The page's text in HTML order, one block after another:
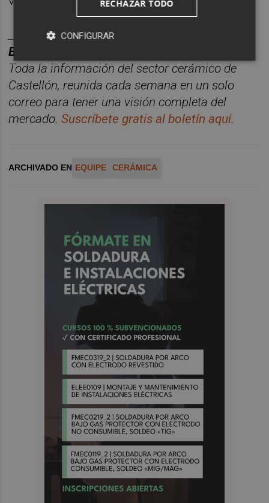
________
BOLET
Toda la información del sector cerámico de
Castellón, reunida cada semana en un solo
correo para tener una visión completa del
mercado. Suscríbete gratis al boletín aquí.
ARCHIVADO EN EQUIPE CERÁMICA
RECHAZAR TODO
CONFIGURAR